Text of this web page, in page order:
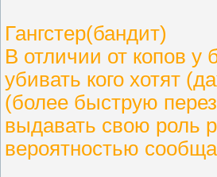
Гангстер(бандит)
В отличии от копов у
убивать кого хотят
(более быструю
выдавать свою роль
вероятностью